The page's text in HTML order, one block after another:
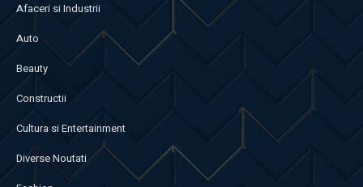
Afaceri si Industrii
Auto
Beauty
Constructii
Cultura si Entertainment
Diverse Noutati